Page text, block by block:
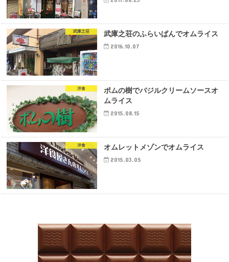
武庫之荘 武庫之荘のふらいぱんでオムライス
2016.10.07
洋食
ポムの樹でバジルクリームソースオ
ムライス
2015.08.15
洋食 オムレットメゾンでオムライス
2015.03.05